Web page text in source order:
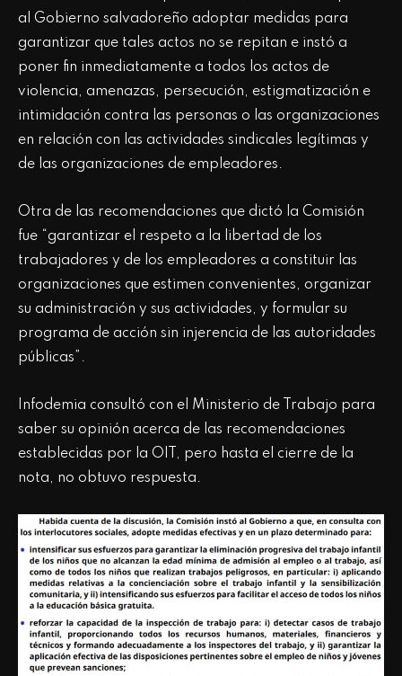
al Gobierno salvadoreño adoptar medidas para
garantizar que tales actos no se repitan e instó a
poner fin inmediatamente a todos los actos de
violencia, amenazas, persecución, estigmatización e
intimidación contra las personas o las organizaciones
en relación con las actividades sindicales legítimas y
de las organizaciones de empleadores.
Otra de las recomendaciones que dictó la Comisión
fue “garantizar el respeto a la libertad de los
trabajadores y de los empleadores a constituir las
organizaciones que estimen convenientes, organizar
su administración y sus actividades, y formular su
programa de acción sin injerencia de las autoridades
públicas”.
Infodemia consultó con el Ministerio de Trabajo para
saber su opinión acerca de las recomendaciones
establecidas por la OIT, pero hasta el cierre de la
nota, no obtuvo respuesta.